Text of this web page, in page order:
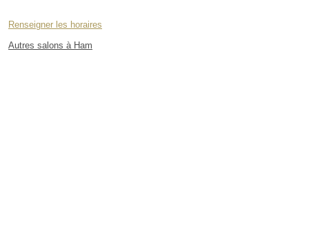
Renseigner les horaires
Autres salons à Ham